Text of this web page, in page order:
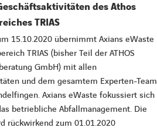
des Athos
TRIAS
15.10.2020 übernimmt Axians eWaste
TRIAS (bisher Teil der ATHOS
GmbH) mit allen
und dem gesamtem Experten-Team
Axians eWaste fokussiert sich
betriebliche Abfallmanagement. Die
rückwirkend zum 01.01.2020